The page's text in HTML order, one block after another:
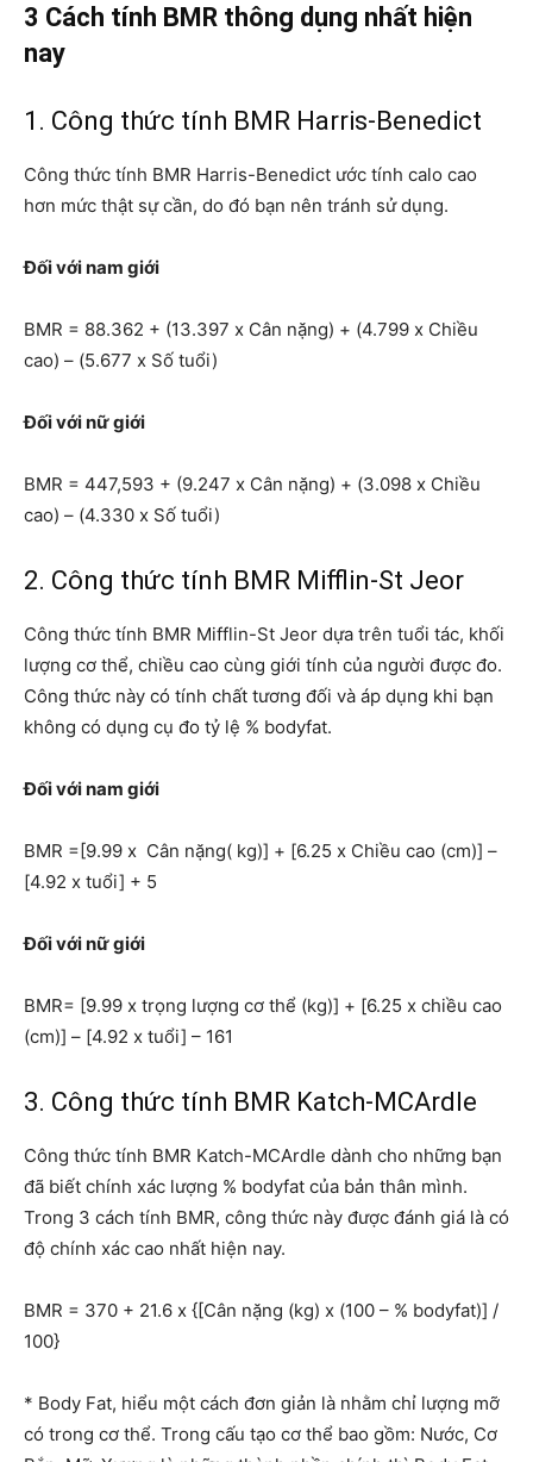
3 Cách tính BMR thông dụng nhất hiện
nay
1. Công thức tính BMR Harris-Benedict
Công thức tính BMR Harris-Benedict ước tính calo cao
hơn mức thật sự cần, do đó bạn nên tránh sử dụng.
Đối với nam giới
BMR = 88.362 + (13.397 x Cân nặng) + (4.799 x Chiều
cao) – (5.677 x Số tuổi)
Đối với nữ giới
BMR = 447,593 + (9.247 x Cân nặng) + (3.098 x Chiều
cao) – (4.330 x Số tuổi)
2. Công thức tính BMR Mifflin-St Jeor
Công thức tính BMR Mifflin-St Jeor dựa trên tuổi tác, khối
lượng cơ thể, chiều cao cùng giới tính của người được đo.
Công thức này có tính chất tương đối và áp dụng khi bạn
không có dụng cụ đo tỷ lệ % bodyfat.
Đối với nam giới
BMR =[9.99 x Cân nặng( kg)] + [6.25 x Chiều cao (cm)] –
[4.92 x tuổi] + 5
Đối với nữ giới
BMR= [9.99 x trọng lượng cơ thể (kg)] + [6.25 x chiều cao
(cm)] – [4.92 x tuổi] – 161
3. Công thức tính BMR Katch-MCArdle
Công thức tính BMR Katch-MCArdle dành cho những bạn
đã biết chính xác lượng % bodyfat của bản thân mình.
Trong 3 cách tính BMR, công thức này được đánh giá là có
độ chính xác cao nhất hiện nay.
BMR = 370 + 21.6 x {[Cân nặng (kg) x (100 – % bodyfat)] /
100}
* Body Fat, hiểu một cách đơn giản là nhằm chỉ lượng mỡ
có trong cơ thể. Trong cấu tạo cơ thể bao gồm: Nước, Cơ